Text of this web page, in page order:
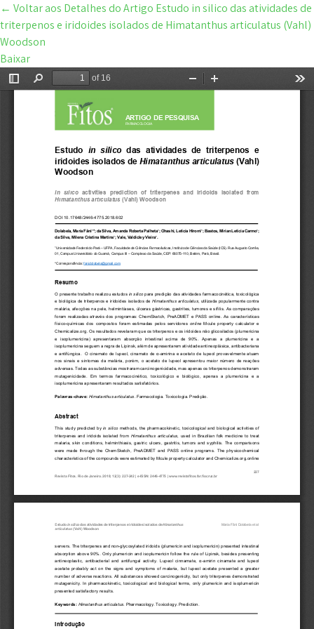
← Voltar aos Detalhes do Artigo Estudo in silico das atividades de
triterpenos e iridoides isolados de Himatanthus articulatus (Vahl)
Woodson
Baixar